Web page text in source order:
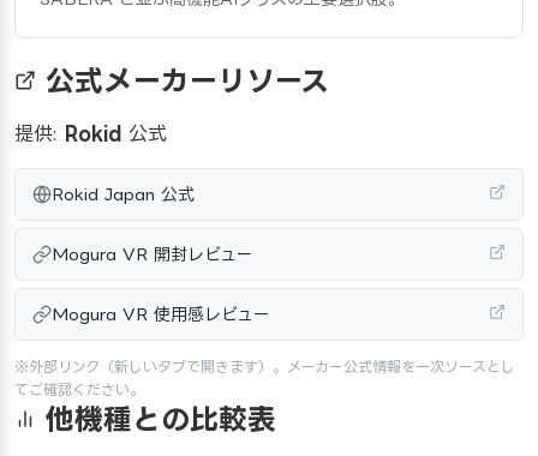
公式メーカーリソース
提供: Rokid 公式
Rokid Japan 公式
Mogura VR 開封レビュー
Mogura VR 使用感レビュー
※外部リンク（新しいタブで開きます）。メーカー公式情報を一次ソースとし
てご確認ください。
他機種との比較表